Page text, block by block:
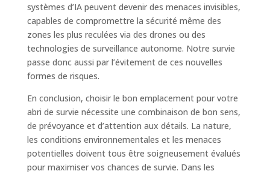
systèmes d’IA peuvent devenir des menaces invisibles,
capables de compromettre la sécurité même des
zones les plus reculées via des drones ou des
technologies de surveillance autonome. Notre survie
passe donc aussi par l’évitement de ces nouvelles
formes de risques.
En conclusion, choisir le bon emplacement pour votre
abri de survie nécessite une combinaison de bon sens,
de prévoyance et d’attention aux détails. La nature,
les conditions environnementales et les menaces
potentielles doivent tous être soigneusement évalués
pour maximiser vos chances de survie. Dans les